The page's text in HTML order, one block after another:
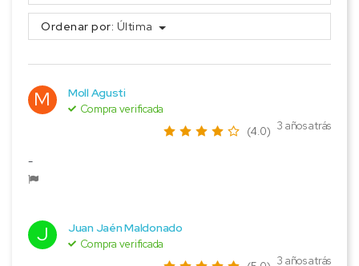
Ordenar por: Última
M Moll Agusti
Compra verificada
(4.0) 3 años atrás
-
J Juan Jaén Maldonado
Compra verificada
3 años atrás